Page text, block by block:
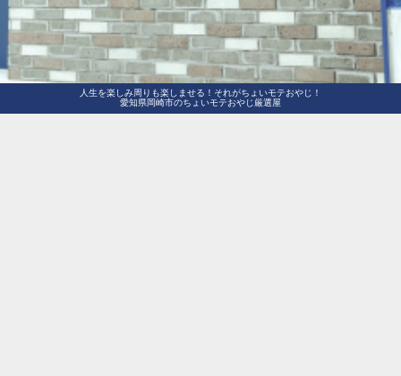
人生を楽しみ周りも楽しませる！それがちょいモテおやじ！
愛知県岡崎市のちょいモテおやじ厳選屋